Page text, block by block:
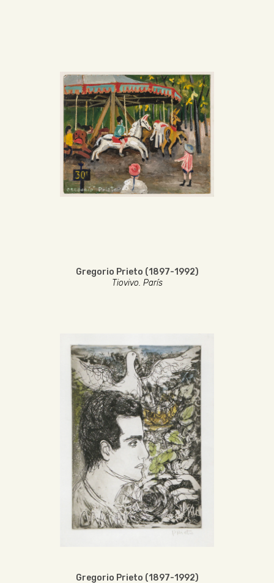
Gregorio Prieto (1897-1992)
Tiovivo. París
Gregorio Prieto (1897-1992)